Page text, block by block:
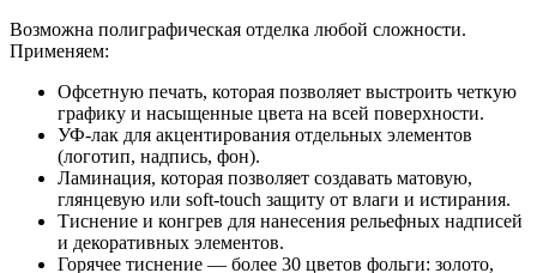
Возможна полиграфическая отделка любой сложности.
Применяем:
Офсетную печать, которая позволяет выстроить четкую
графику и насыщенные цвета на всей поверхности.
УФ-лак для акцентирования отдельных элементов
(логотип, надпись, фон).
Ламинация, которая позволяет создавать матовую,
глянцевую или soft-touch защиту от влаги и истирания.
Тиснение и конгрев для нанесения рельефных надписей
и декоративных элементов.
Горячее тиснение — более 30 цветов фольги: золото,